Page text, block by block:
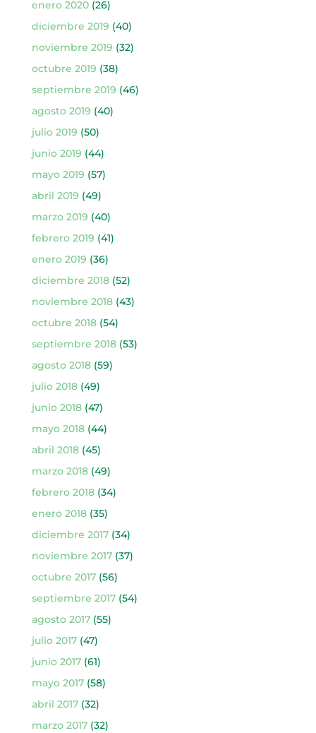
enero 2020(26)
diciembre 2019 (40)
noviembre 2019 (32)
octubre 2019 (38)
septiembre 2019 (46)
agosto 2019 (40)
julio 2019 (50)
junio 2019 (44)
mayo 2019 (57)
abril 2019 (49)
marzo 2019 (40)
febrero 2019 (41)
enero 2019 (36)
diciembre 2018(52)
noviembre 2018(43)
octubre 2018(54)
septiembre 2018(53)
agosto 2018(59)
julio 2018(49)
junio 2018(47)
mayo 2018(44)
abril 2018(45)
marzo 2018(49)
febrero 2018(34)
enero 2018(35)
diciembre 2017(34)
noviembre 2017(37)
octubre 2017(56)
septiembre 2017(54)
agosto 2017(55)
julio 2017(47)
junio 2017(61)
mayo 2017(58)
abril 2017(32)
marzo 2017(32)